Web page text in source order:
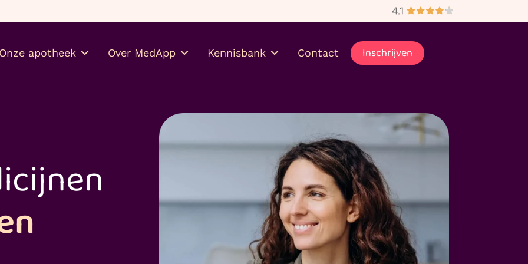
Onze apotheek Over MedApp Kennisbank Contact Inschrijven